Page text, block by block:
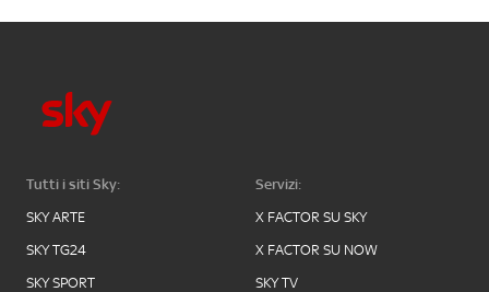
Tutti i siti Sky:
SKY ARTE
SKY TG24
SKY SPORT
Servizi:
X FACTOR SU SKY
X FACTOR SU NOW
SKY TV